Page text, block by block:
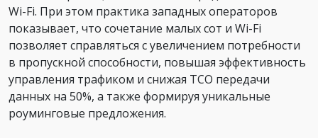
Wi-Fi. При этом практика западных операторов
показывает, что сочетание малых сот и Wi-Fi
позволяет справляться с увеличением потребности
в пропускной способности, повышая эффективность
управления трафиком и снижая TCO передачи
данных на 50%, а также формируя уникальные
роуминговые предложения.